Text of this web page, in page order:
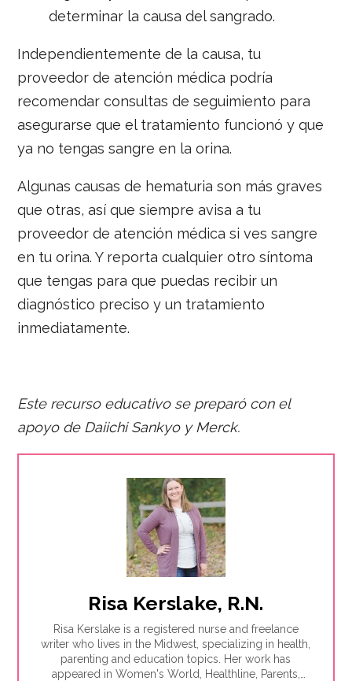
determinar la causa del sangrado.
Independientemente de la causa, tu
proveedor de atención médica podría
recomendar consultas de seguimiento para
asegurarse que el tratamiento funcionó y que
ya no tengas sangre en la orina.
Algunas causas de hematuria son más graves
que otras, así que siempre avisa a tu
proveedor de atención médica si ves sangre
en tu orina. Y reporta cualquier otro síntoma
que tengas para que puedas recibir un
diagnóstico preciso y un tratamiento
inmediatamente.
Este recurso educativo se preparó con el
apoyo deDaiichi Sankyo y Merck.
Risa Kerslake, R.N.
Risa Kerslake is a registered nurse and freelance
writer who lives in the Midwest, specializing in health,
parenting and education topics. Her work has
appeared in Women's World, Healthline, Parents,